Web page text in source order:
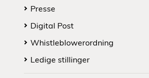
Presse
Digital Post
Whistleblowerordning
Ledige stillinger